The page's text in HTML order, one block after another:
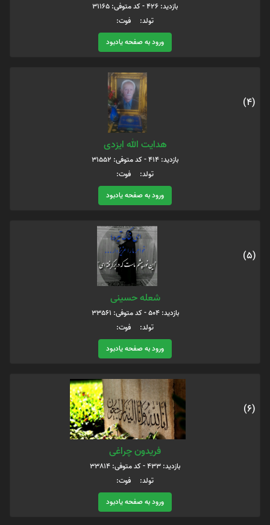
بازدید: 426 - کد متوفی: 31165
تولد: فوت:
ورود به صفحه یادبود
(4)
هدایت الله ایزدی
بازدید: 414 - کد متوفی: 31552
تولد: فوت:
ورود به صفحه یادبود
(5)
شعله حسینی
بازدید: 504 - کد متوفی: 33561
تولد: فوت:
ورود به صفحه یادبود
(6)
فریدون چراغی
بازدید: 433 - کد متوفی: 33814
تولد: فوت:
ورود به صفحه یادبود